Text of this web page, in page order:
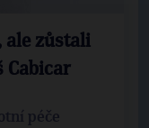
ale zůstali
Cabicar
péče